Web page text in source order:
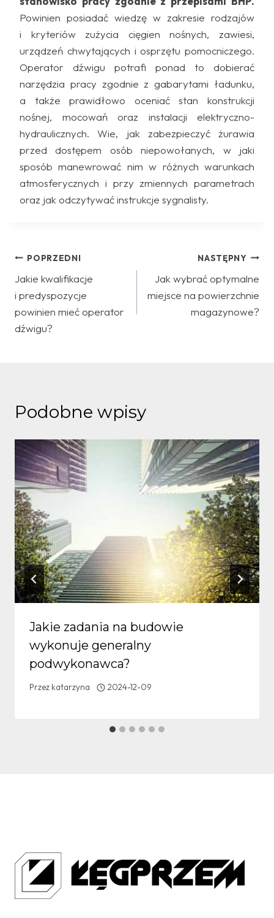
Powinien posiadać wiedzę w zakresie rodzajów
i kryteriów zużycia cięgien nośnych, zawiesi,
urządzeń chwytających i osprzętu pomocniczego.
Operator dźwigu potrafi ponad to dobierać
narzędzia pracy zgodnie z gabarytami ładunku,
a także prawidłowo oceniać stan konstrukcji
nośnej, mocowań oraz instalacji elektryczno-
hydraulicznych. Wie, jak zabezpieczyć żurawia
przed dostępem osób niepowołanych, w jaki
sposób manewrować nim w różnych warunkach
atmosferycznych i przy zmiennych parametrach
oraz jak odczytywać instrukcje sygnalisty.
Nawigacja
wpisu
POPRZEDNI
Jakie kwalifikacje
i predyspozycje
powinien mieć operator
dźwigu?
NASTĘPNY
Jak wybrać optymalne
miejsce na powierzchnie
magazynowe?
Podobne wpisy
Jakie zadania na budowie
wykonuje generalny
podwykonawca?
Przez katarzyna 2024-12-09